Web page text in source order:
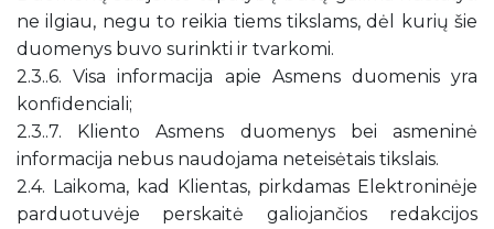
ne ilgiau, negu to reikia tiems tikslams, dėl kurių šie
duomenys buvo surinkti ir tvarkomi.
2.3..6. Visa informacija apie Asmens duomenis yra
konfidenciali;
2.3..7. Kliento Asmens duomenys bei asmeninė
informacija nebus naudojama neteisėtais tikslais.
2.4. Laikoma, kad Klientas, pirkdamas Elektroninėje
parduotuvėje perskaitė galiojančios redakcijos